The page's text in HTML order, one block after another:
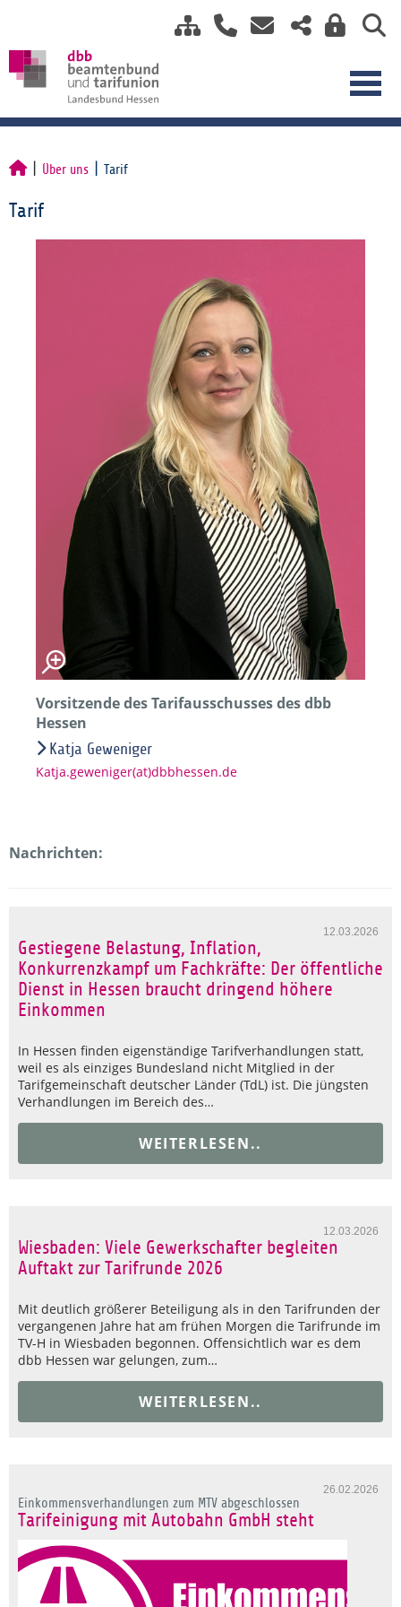
Über uns Tarif
Tarif
Vorsitzende des Tarifausschusses des dbb
Hessen
Katja Geweniger
Katja.geweniger(at)dbbhessen.de
Nachrichten:
12.03.2026
Gestiegene Belastung, Inflation,
Konkurrenzkampf um Fachkräfte: Der öffentliche
Dienst in Hessen braucht dringend höhere
Einkommen
In Hessen finden eigenständige Tarifverhandlungen statt,
weil es als einziges Bundesland nicht Mitglied in der
Tarifgemeinschaft deutscher Länder (TdL) ist. Die jüngsten
Verhandlungen im Bereich des…
WEITERLESEN..
12.03.2026
Wiesbaden: Viele Gewerkschafter begleiten
Auftakt zur Tarifrunde 2026
Mit deutlich größerer Beteiligung als in den Tarifrunden der
vergangenen Jahre hat am frühen Morgen die Tarifrunde im
TV-H in Wiesbaden begonnen. Offensichtlich war es dem
dbb Hessen war gelungen, zum…
WEITERLESEN..
26.02.2026
Einkommensverhandlungen zum MTV abgeschlossen
Tarifeinigung mit Autobahn GmbH steht